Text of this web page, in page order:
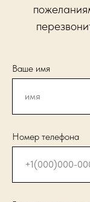
Ваше имя
Номер телефона